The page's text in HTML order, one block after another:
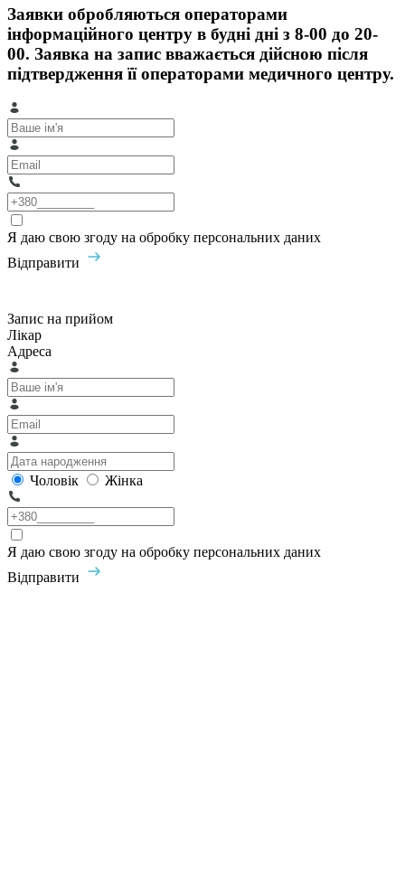
Заявки обробляються операторами
інформаційного центру в будні дні з 8-00 до 20-
00. Заявка на запис вважається дійсною після
підтвердження її операторами медичного центру.
Я даю свою згоду на обробку персональних даних
Відправити
Запис на прийом
Лікар
Адреса
Чоловік Жінка
Я даю свою згоду на обробку персональних даних
Відправити